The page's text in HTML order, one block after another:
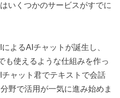
いくつかのサービスがすでに
よるAIチャットが誕生し、
も使えるような仕組みを作っ
ャット君でテキストで会話
野で活用が一気に進み始めま